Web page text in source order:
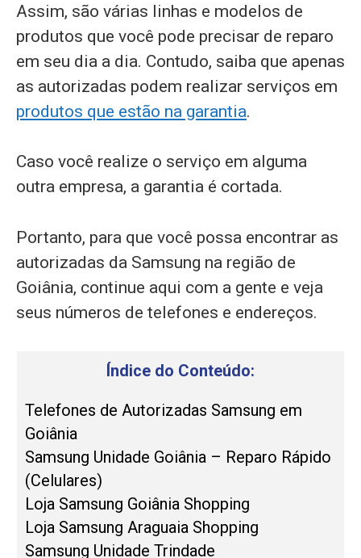
Assim, são várias linhas e modelos de
produtos que você pode precisar de reparo
em seu dia a dia. Contudo, saiba que apenas
as autorizadas podem realizar serviços em
produtos que estão na garantia.
Caso você realize o serviço em alguma
outra empresa, a garantia é cortada.
Portanto, para que você possa encontrar as
autorizadas da Samsung na região de
Goiânia, continue aqui com a gente e veja
seus números de telefones e endereços.
Índice do Conteúdo:
Telefones de Autorizadas Samsung em
Goiânia
Samsung Unidade Goiânia – Reparo Rápido
(Celulares)
Loja Samsung Goiânia Shopping
Loja Samsung Araguaia Shopping
Samsung Unidade Trindade